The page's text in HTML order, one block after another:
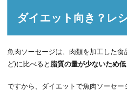
ダイエット向き？レ
魚肉ソーセージは、肉類を加工した食
ど)に比べると 脂質の量が少ないため
ですから、ダイエットで魚肉ソーセ